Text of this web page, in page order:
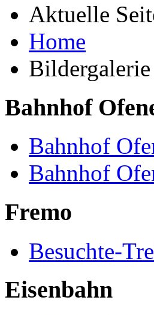
Aktuelle
Home
Bildergalerie
Bahnhof
Bahnhof
Bahnhof
Fremo
Besuchte-
Eisenbahn